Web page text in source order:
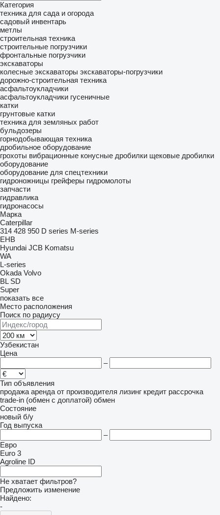
Категория
техника для сада и огорода
садовый инвентарь
метлы
строительная техника
строительные погрузчики
фронтальные погрузчики
экскаваторы
колесные экскаваторы экскаваторы-погрузчики
дорожно-строительная техника
асфальтоукладчики
асфальтоукладчики гусеничные
катки
грунтовые катки
техника для земляных работ
бульдозеры
горнодобывающая техника
дробильное оборудование
грохоты вибрационные конусные дробилки щековые дробилки
оборудование
оборудование для спецтехники
гидроножницы грейферы гидромолоты
запчасти
гидравлика
гидронасосы
Марка
Caterpillar
314 428 950 D series M-series
EHB
Hyundai JCB Komatsu
WA
L-series
Okada Volvo
BL SD
Super
показать все
Место расположения
Поиск по радиусу
Узбекистан
Цена
–
Тип объявления
продажа аренда от производителя лизинг кредит рассрочка
trade-in (обмен с доплатой) обмен
Состояние
новый б/у
Год выпуска
–
Евро
Euro 3
Agroline ID
Не хватает фильтров?
Предложить изменение
Найдено:
-